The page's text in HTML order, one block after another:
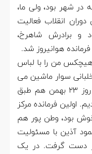
در شهر بود، ولی ما،
انقلاب فعالیت
و برادرش شاهرخ،
هوانیروز شد.
من را با لباس
سوار ماشین می
شدم و در پایگاه پیاده می شدم. روز 23 بهمن هم طبق
بودیم. اولین فرمانده مرکز
بود، وطن پور هم
آذین با مسئولیت
در دست گرفت. در یک